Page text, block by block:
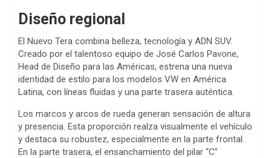
Diseño regional
El Nuevo Tera combina belleza, tecnología y ADN SUV.
Creado por el talentoso equipo de José Carlos Pavone,
Head de Diseño para las Américas, estrena una nueva
identidad de estilo para los modelos VW en América
Latina, con líneas fluidas y una parte trasera auténtica.
Los marcos y arcos de rueda generan sensación de altura
y presencia. Esta proporción realza visualmente el vehículo
y destaca su robustez, especialmente en la parte frontal.
En la parte trasera, el ensanchamiento del pilar “C”